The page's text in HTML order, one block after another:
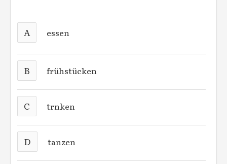
A essen
B frühstücken
C trnken
D tanzen